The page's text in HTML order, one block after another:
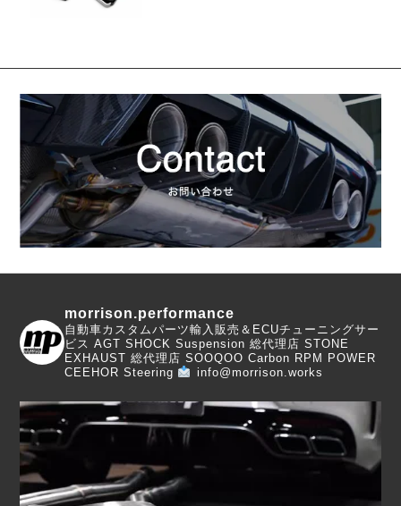
morrison.performance
自動車カスタムパーツ輸入販売＆ECUチューニングサー
ビス AGT SHOCK Suspension 総代理店 STONE
EXHAUST 総代理店 SOOQOO Carbon RPM POWER
CEEHOR Steering
info@morrison.works